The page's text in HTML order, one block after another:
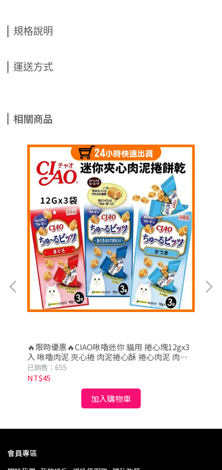
規格說明
運送方式
相關商品
🔥限時優惠🔥CIAO啾嚕迷你 貓用 捲心塊12gx3
入 啾嚕肉泥 夾心捲 肉泥捲心酥 捲心肉泥 肉泥
ciao肉泥 捲心酥
已銷售：655
NT$45
加入購物車
會員專區